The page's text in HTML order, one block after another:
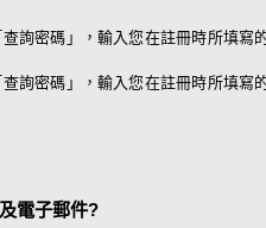
詢密碼」，輸入您在註冊時所填寫
詢密碼」，輸入您在註冊時所填寫
電子郵件?